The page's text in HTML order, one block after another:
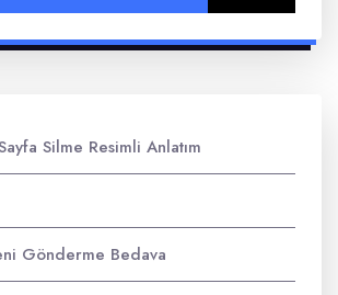
Silme Resimli Anlatım
Gönderme Bedava